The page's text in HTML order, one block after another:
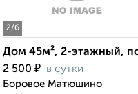
2/6
Дом 45м², 2-этажный,
2 500 ₽ в сутки
Боровое Матюшино